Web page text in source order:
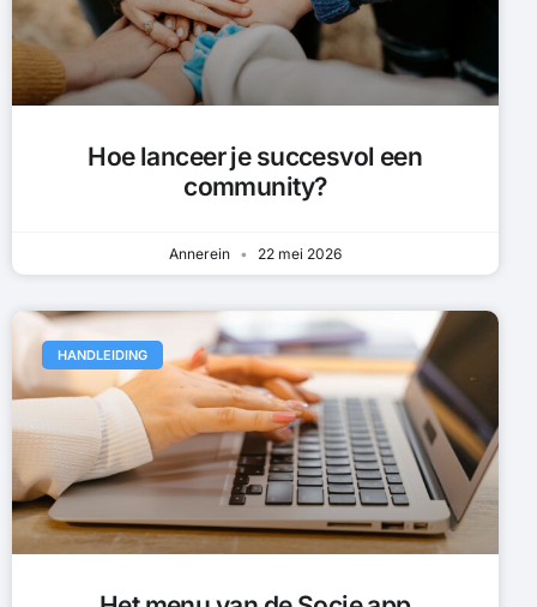
Hoe lanceer je succesvol een
community?
Annerein 22 mei 2026
HANDLEIDING